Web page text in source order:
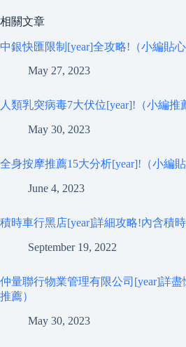
相關文章
中銀快匯限制[year]全攻略!（小編貼心
May 27, 2023
人類乳突病毒7大伏位[year]!（小編推
May 30, 2023
全身按摩推薦15大分析[year]!（小編貼
June 4, 2023
積時車行黑店[year]詳細攻略!內含積
September 19, 2022
仲量聯行物業管理有限公司[year]詳
推薦）
May 30, 2023